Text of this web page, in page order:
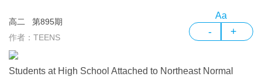
高二
第895期
作者：TEENS
Aa
- +
Students at High School Attached to Northeast Normal